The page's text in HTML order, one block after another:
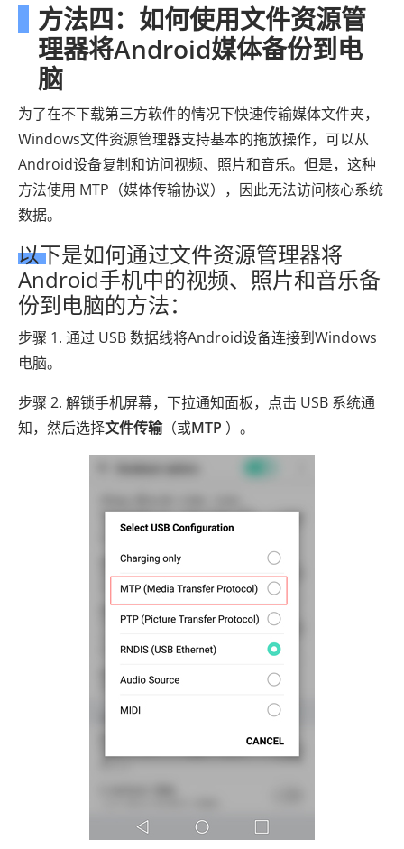
方法四：如何使用文件资源管
理器将Android媒体备份到电
脑
为了在不下载第三方软件的情况下快速传输媒体文件夹，
Windows文件资源管理器支持基本的拖放操作，可以从
Android设备复制和访问视频、照片和音乐。但是，这种
方法使用 MTP（媒体传输协议），因此无法访问核心系统
数据。
以下是如何通过文件资源管理器将
Android手机中的视频、照片和音乐备
份到电脑的方法：
步骤 1. 通过 USB 数据线将Android设备连接到Windows
电脑。
步骤 2. 解锁手机屏幕，下拉通知面板，点击 USB 系统通
知，然后选择文件传输（或MTP ）。